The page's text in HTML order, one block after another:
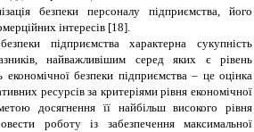
безпеки персоналу підприємства, його
інтересів [18].
підприємства характерна сукупність
найважливішим серед яких є рівень
економічної безпеки підприємства – це оцінка
ресурсів за критеріями рівня економічної
досягнення її найбільш високого рівня
роботу із забезпечення максимальної